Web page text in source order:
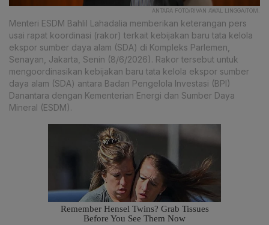
ANTARA FOTO/RIVAN AWAL LINGGA/TOM.
Menteri ESDM Bahlil Lahadalia memberikan keterangan pers
usai rapat koordinasi (rakor) terkait kebijakan baru tata kelola
ekspor sumber daya alam (SDA) di Kompleks Parlemen,
Senayan, Jakarta, Senin (8/6/2026). Rakor tersebut untuk
mengoordinasikan kebijakan baru tata kelola ekspor sumber
daya alam (SDA) antara Badan Pengelola Investasi (BPI)
Danantara dengan Kementerian Energi dan Sumber Daya
Mineral (ESDM).